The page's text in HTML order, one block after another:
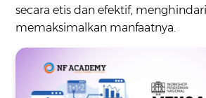
secara etis dan efektif,
memaksimalkan manfaatnya.